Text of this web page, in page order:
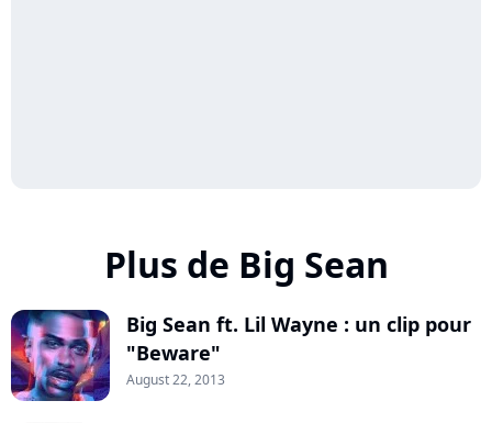
Plus de Big Sean
Big Sean ft. Lil Wayne : un clip pour
"Beware"
August 22, 2013